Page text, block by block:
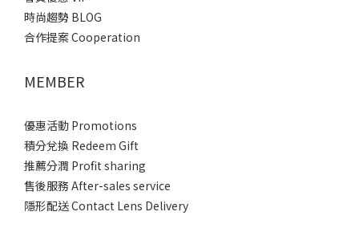
時尚趨勢 BLOG
合作提案 Cooperation
MEMBER
優惠活動 Promotions
積分兌換 Redeem Gift
推薦分潤 Profit sharing
售後服務 After-sales service
隱形配送 Contact Lens Delivery